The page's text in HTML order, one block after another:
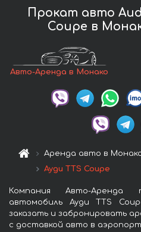
Прокат авто
Coupe в
Авто-Аренда в Монако
Аренда авто в
Ауди TTS Coupe
Компания Авто-Аренда
автомобиль Ауди TTS
заказать и забронировать
с доставкой авто в